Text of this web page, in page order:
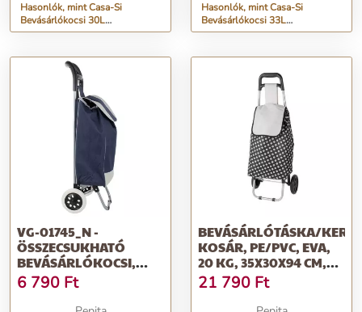
Hasonlók, mint Casa-Si
Bevásárlókocsi 30L
36x24x92cm Max. 15kg-ig Lars
Hasonlók, mint Casa-Si
Bevásárlókocsi 33L
36x22x95cm Max. 15kg-ig
VG-01745_N -
ÖSSZECSUKHATÓ
BEVÁSÁRLÓKOCSI,
KÉK
6 790 Ft
BEVÁSÁRLÓTÁSKA/
KOSÁR, PE/PVC, EVA,
20 KG, 35X30X94 CM,
GABI
21 790 Ft